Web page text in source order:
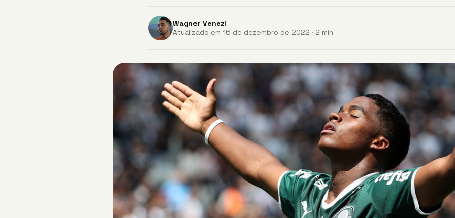
Wagner Venezi
Atualizado em 16 de dezembro de 2022 · 2 min